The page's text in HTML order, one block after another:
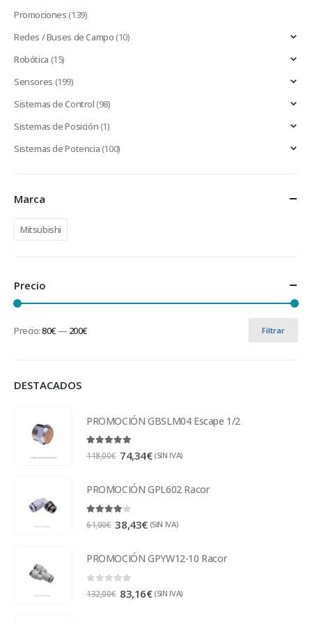
Promociones(139)
Redes / Buses de Campo(10)
Robótica (15)
Sensores (199)
Sistemas de Control(98)
Sistemas de Posición(1)
Sistemas de Potencia(100)
Marca
Mitsubishi
Precio
Filtrar
Precio:80€ — 200€
DESTACADOS
PROMOCIÓN GBSLM04 Escape 1/2
5.00out of 5
118,00€ 74,34€ (SIN IVA)
PROMOCIÓN GPL602 Racor
4.00out of 5
61,00€ 38,43€ (SIN IVA)
PROMOCIÓN GPYW12-10 Racor
132,00€ 83,16€ (SIN IVA)